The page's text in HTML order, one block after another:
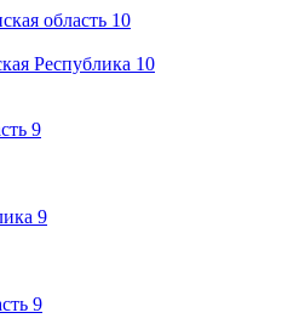
область 10
Республика 10
9
9
9